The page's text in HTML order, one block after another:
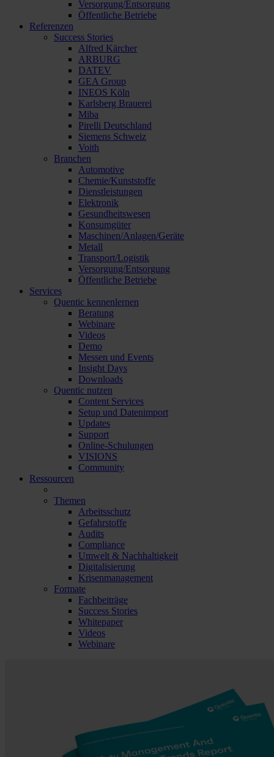
Versorgung/Entsorgung
Öffentliche Betriebe
Referenzen
Success Stories
Alfred Kärcher
ARBURG
DATEV
GEA Group
INEOS Köln
Karlsberg Brauerei
Miba
Pirelli Deutschland
Siemens Schweiz
Voith
Branchen
Automotive
Chemie/Kunststoffe
Dienstleistungen
Elektronik
Gesundheitswesen
Konsumgüter
Maschinen/Anlagen/Geräte
Metall
Transport/Logistik
Versorgung/Entsorgung
Öffentliche Betriebe
Services
Quentic kennenlernen
Beratung
Webinare
Videos
Demo
Messen und Events
Insight Days
Downloads
Quentic nutzen
Content Services
Setup und Datenimport
Updates
Support
Online-Schulungen
VISIONS
Community
Ressourcen
Themen
Arbeitsschutz
Gefahrstoffe
Audits
Compliance
Umwelt & Nachhaltigkeit
Digitalisierung
Krisenmanagement
Formate
Fachbeiträge
Success Stories
Whitepaper
Videos
Webinare